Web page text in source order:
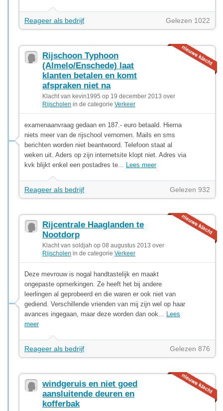
Reageer als bedrijf Gelezen 1022
Rijschoon Typhoon
(Almelo/Enschede) laat
klanten betalen en komt
afspraken niet na
Klacht van kevin1995 op 19 december 2013 over
Rijscholen in de categorie Verkeer
examenaanvraag gedaan en 187.- euro betaald. Hierna
niets meer van de rijschool vernomen. Mails en sms
berichten worden niet beantwoord. Telefoon staat al
weken uit. Aders op zijn internetsite klopt niet. Adres via
kvk blijkt enkel een postadres te... Lees meer
Reageer als bedrijf Gelezen 932
Rijcentrale Haaglanden te
Nootdorp
Klacht van soldjah op 08 augustus 2013 over
Rijscholen in de categorie Verkeer
Deze mevrouw is nogal handtastelijk en maakt
ongepaste opmerkingen. Ze heeft het bij andere
leerlingen al geprobeerd en die waren er ook niet van
gediend. Verschillende vrienden van mij zijn wel op haar
avances ingegaan, maar deze worden dan ook... Lees
meer
Reageer als bedrijf Gelezen 876
windgeruis en niet goed
aansluitende deuren en
kofferbak